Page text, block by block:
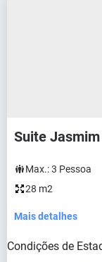
Suite
Max.:3 Pessoa
28 m2
Mais detalhes
Condições de